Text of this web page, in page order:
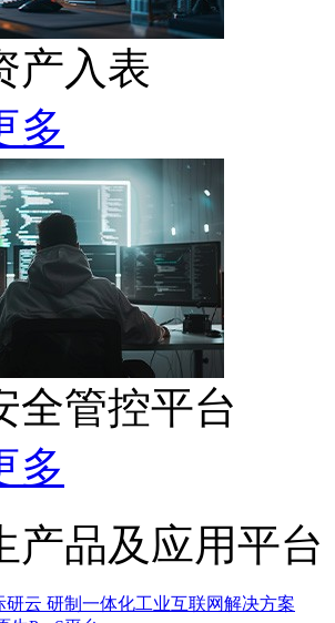
产入表
多
全管控平台
多
产品及应用平台
研云 研制一体化工业互联网解决方案